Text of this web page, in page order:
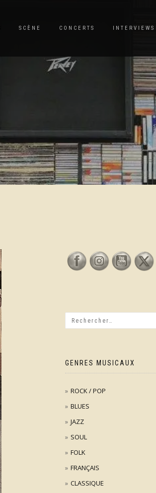
SCÈNE CONCERTS INTERVIEWS
GENRES MUSICAUX
ROCK / POP
BLUES
JAZZ
SOUL
FOLK
FRANÇAIS
CLASSIQUE